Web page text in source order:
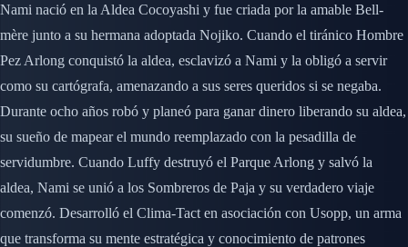
Nami nació en la Aldea Cocoyashi y fue criada por la amable Bell-
mère junto a su hermana adoptada Nojiko. Cuando el tiránico Hombre
Pez Arlong conquistó la aldea, esclavizó a Nami y la obligó a servir
como su cartógrafa, amenazando a sus seres queridos si se negaba.
Durante ocho años robó y planeó para ganar dinero liberando su aldea,
su sueño de mapear el mundo reemplazado con la pesadilla de
servidumbre. Cuando Luffy destruyó el Parque Arlong y salvó la
aldea, Nami se unió a los Sombreros de Paja y su verdadero viaje
comenzó. Desarrolló el Clima-Tact en asociación con Usopp, un arma
que transforma su mente estratégica y conocimiento de patrones